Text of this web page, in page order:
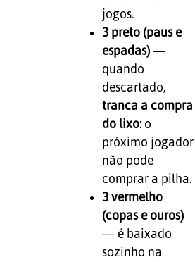
jogos.
3 preto (paus e
espadas)—
quando
descartado,
tranca a compra
do lixo: o
próximo jogador
não pode
comprar a pilha.
3 vermelho
(copas e ouros)
— é baixado
sozinho na